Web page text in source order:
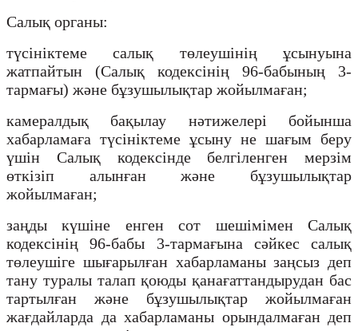
Салық органы:
түсініктеме салық төлеушінің ұсынуына
жатпайтын (Салық кодексінің 96-бабының 3-
тармағы) және бұзушылықтар жойылмаған;
камералдық бақылау нәтижелері бойынша
хабарламаға түсініктеме ұсыну не шағым беру
үшін Салық кодексінде белгіленген мерзім
өткізіп алынған және бұзушылықтар
жойылмаған;
заңды күшіне енген сот шешімімен Салық
кодексінің 96-бабы 3-тармағына сәйкес салық
төлеушіге шығарылған хабарламаны заңсыз деп
тану туралы талап қоюды қанағаттандырудан бас
тартылған және бұзушылықтар жойылмаған
жағдайларда да хабарламаны орындалмаған деп